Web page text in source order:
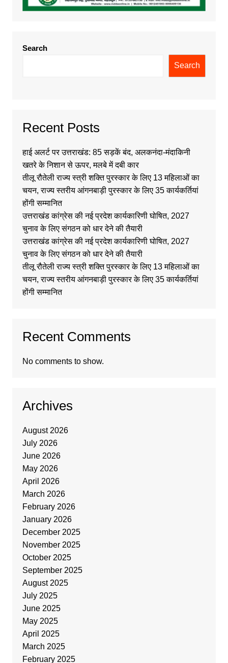
Search
Search
Recent Posts
हाई अलर्ट पर उत्तराखंड: 85 सड़कें बंद, अलकनंदा-मंदाकिनी
खतरे के निशान से ऊपर, मलबे में दबी कार
तीलू रौतेली राज्य स्त्री शक्ति पुरस्कार के लिए 13 महिलाओं का
चयन, राज्य स्तरीय आंगनबाड़ी पुरस्कार के लिए 35 कार्यकर्तियां
होंगी सम्मानित
उत्तराखंड कांग्रेस की नई प्रदेश कार्यकारिणी घोषित, 2027
चुनाव के लिए संगठन को धार देने की तैयारी
उत्तराखंड कांग्रेस की नई प्रदेश कार्यकारिणी घोषित, 2027
चुनाव के लिए संगठन को धार देने की तैयारी
तीलू रौतेली राज्य स्त्री शक्ति पुरस्कार के लिए 13 महिलाओं का
चयन, राज्य स्तरीय आंगनबाड़ी पुरस्कार के लिए 35 कार्यकर्तियां
होंगी सम्मानित
Recent Comments
No comments to show.
Archives
August 2026
July 2026
June 2026
May 2026
April 2026
March 2026
February 2026
January 2026
December 2025
November 2025
October 2025
September 2025
August 2025
July 2025
June 2025
May 2025
April 2025
March 2025
February 2025